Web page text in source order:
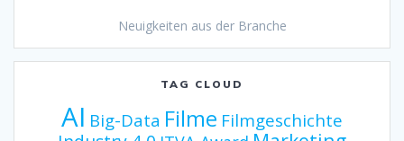
Neuigkeiten aus der Branche
TAG CLOUD
AI Big-Data Filme Filmgeschichte